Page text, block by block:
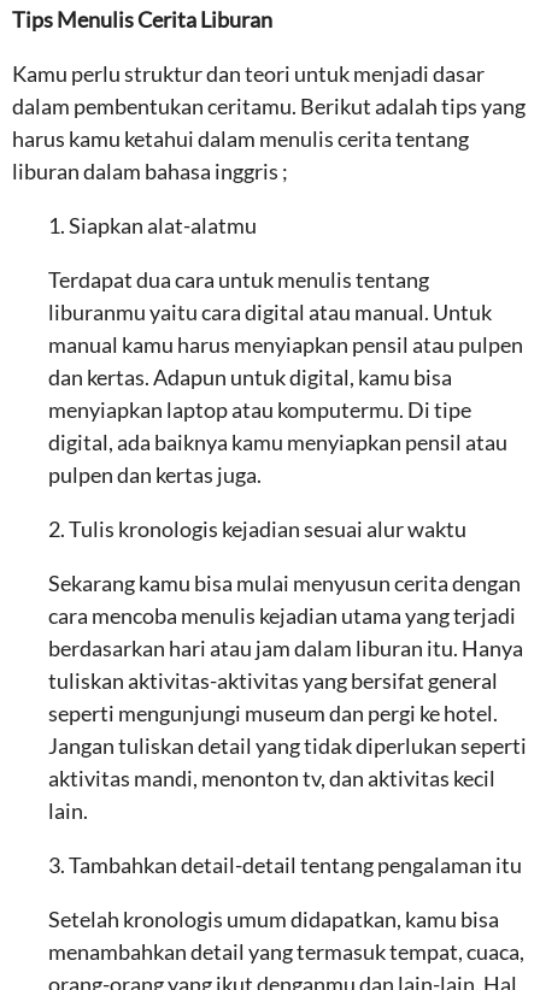
Tips Menulis Cerita Liburan
Kamu perlu struktur dan teori untuk menjadi dasar
dalam pembentukan ceritamu. Berikut adalah tips yang
harus kamu ketahui dalam menulis cerita tentang
liburan dalam bahasa inggris ;
1. Siapkan alat-alatmu
Terdapat dua cara untuk menulis tentang
liburanmu yaitu cara digital atau manual. Untuk
manual kamu harus menyiapkan pensil atau pulpen
dan kertas. Adapun untuk digital, kamu bisa
menyiapkan laptop atau komputermu. Di tipe
digital, ada baiknya kamu menyiapkan pensil atau
pulpen dan kertas juga.
2. Tulis kronologis kejadian sesuai alur waktu
Sekarang kamu bisa mulai menyusun cerita dengan
cara mencoba menulis kejadian utama yang terjadi
berdasarkan hari atau jam dalam liburan itu. Hanya
tuliskan aktivitas-aktivitas yang bersifat general
seperti mengunjungi museum dan pergi ke hotel.
Jangan tuliskan detail yang tidak diperlukan seperti
aktivitas mandi, menonton tv, dan aktivitas kecil
lain.
3. Tambahkan detail-detail tentang pengalaman itu
Setelah kronologis umum didapatkan, kamu bisa
menambahkan detail yang termasuk tempat, cuaca,
orang-orang yang ikut denganmu dan lain-lain. Hal